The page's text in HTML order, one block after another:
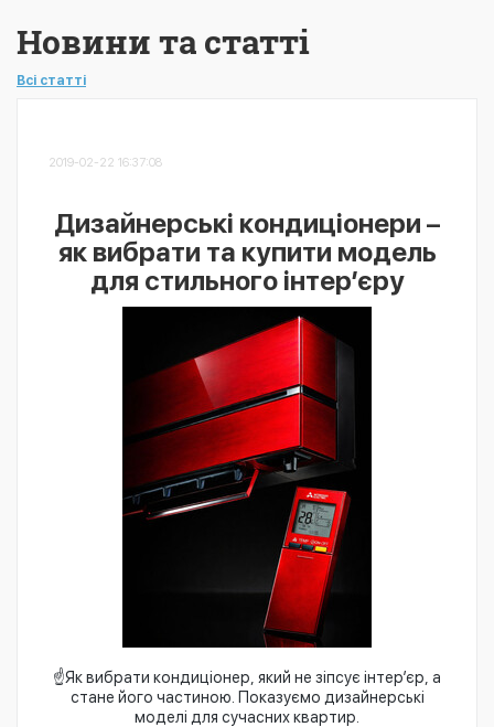
Новини та статті
Всі статті
2019-02-22 16:37:08
Дизайнерські кондиціонери –
як вибрати та купити модель
для стильного інтер’єру
☝️Як вибрати кондиціонер, який не зіпсує інтер’єр, а
стане його частиною. Показуємо дизайнерські
моделі для сучасних квартир.